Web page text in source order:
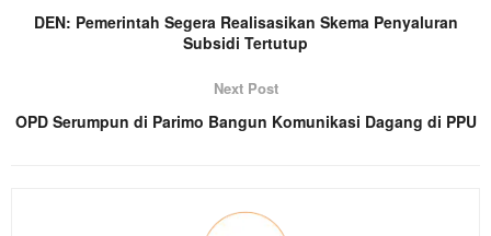
DEN: Pemerintah Segera Realisasikan Skema Penyaluran
Subsidi Tertutup
Next Post
OPD Serumpun di Parimo Bangun Komunikasi Dagang di PPU